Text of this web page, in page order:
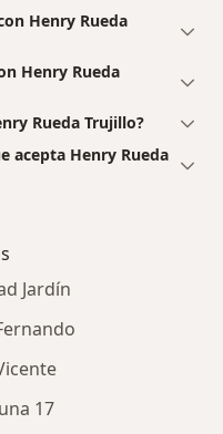
Henry Rueda
Henry Rueda
Rueda Trujillo?
acepta Henry Rueda
Jardín
17